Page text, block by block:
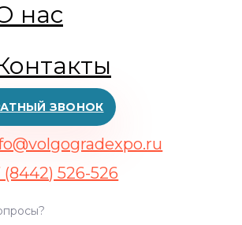
нас
ЗВОНОК
(8442) 526-526